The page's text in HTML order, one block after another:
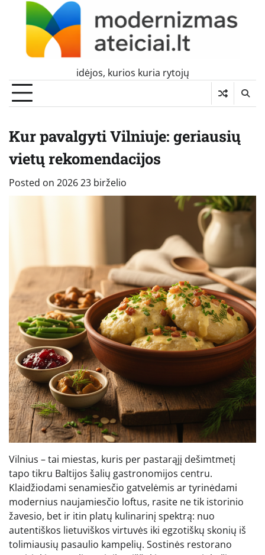
content
idėjos, kurios kuria rytojų
Kur pavalgyti Vilniuje: geriausių
vietų rekomendacijos
Posted on 2026 23 birželio
Vilnius – tai miestas, kuris per pastarąjį dešimtmetį
tapo tikru Baltijos šalių gastronomijos centru.
Klaidžiodami senamiesčio gatvelėmis ar tyrinėdami
modernius naujamiesčio loftus, rasite ne tik istorinio
žavesio, bet ir itin platų kulinarinį spektrą: nuo
autentiškos lietuviškos virtuvės iki egzotiškų skonių iš
tolimiausių pasaulio kampelių. Sostinės restorano